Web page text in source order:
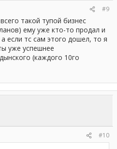
#9
такой тупой бизнес
ему уже кто-то продал и
если тс сам этого дошел, то я
уже успешнее
(каждого 10го
#10